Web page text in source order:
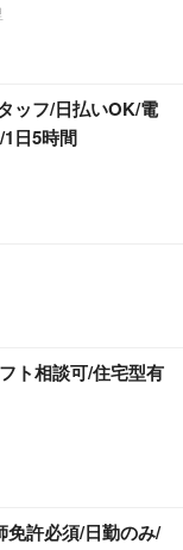
ッフ/日払いOK/電
日5時間
ト相談可/住宅型有
免許必須/日勤のみ/